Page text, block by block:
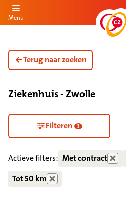
de inhoud
Menu
Terug naar zoeken
Ziekenhuis - Zwolle
Zorgdiensten verborgen
Filteren 3
Actieve filters: Met contract
Tot 50 km